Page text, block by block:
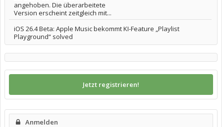
angehoben. Die überarbeitete
Version erscheint zeitgleich mit...
iOS 26.4 Beta: Apple Music bekommt KI-Feature „Playlist
Playground“ solved
Jetzt registrieren!
Anmelden